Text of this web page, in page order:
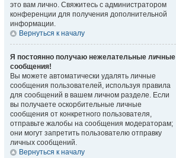
это вам лично. Свяжитесь с администратором
конференции для получения дополнительной
информации.
Вернуться к началу
Я постоянно получаю нежелательные личные
сообщения!
Вы можете автоматически удалять личные
сообщения пользователей, используя правила
для сообщений в вашем личном разделе. Если
вы получаете оскорбительные личные
сообщения от конкретного пользователя,
отправьте жалобы на сообщения модераторам;
они могут запретить пользователю отправку
личных сообщений.
Вернуться к началу